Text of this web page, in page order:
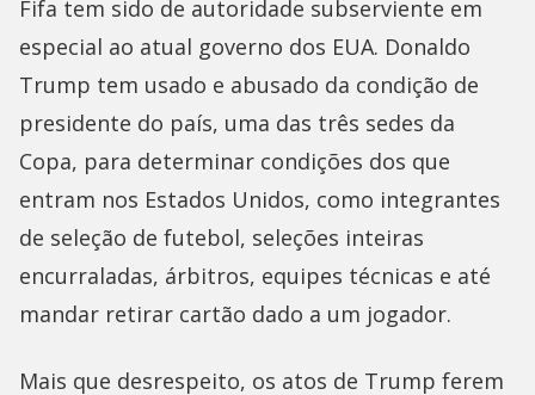
Fifa tem sido de autoridade subserviente em
especial ao atual governo dos EUA. Donaldo
Trump tem usado e abusado da condição de
presidente do país, uma das três sedes da
Copa, para determinar condições dos que
entram nos Estados Unidos, como integrantes
de seleção de futebol, seleções inteiras
encurraladas, árbitros, equipes técnicas e até
mandar retirar cartão dado a um jogador.
Mais que desrespeito, os atos de Trump ferem